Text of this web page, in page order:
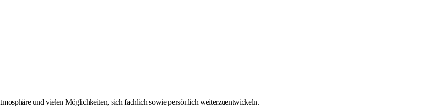
und vielen Möglichkeiten, sich fachlich sowie persönlich weiterzuentwickeln.